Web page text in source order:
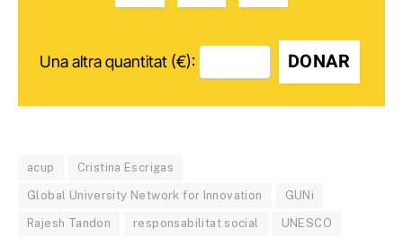
Una altra quantitat (€): DONAR
acup Cristina Escrigas
Global University Network for Innovation GUNi
Rajesh Tandon responsabilitat social UNESCO